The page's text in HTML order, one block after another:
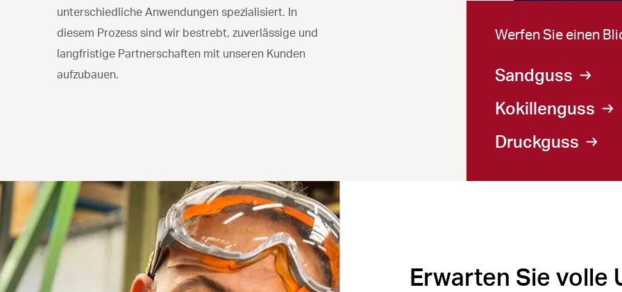
unterschiedliche Anwendungen spezialisiert. In
diesem Prozess sind wir bestrebt, zuverlässige und
langfristige Partnerschaften mit unseren Kunden
aufzubauen.
Werfen Sie einen
Sandguss
Kokillenguss
Druckguss
Erwarten Sie volle